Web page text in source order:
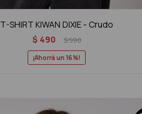
T-SHIRT KIWAN DIXIE - Crudo
$ 490 $590
16